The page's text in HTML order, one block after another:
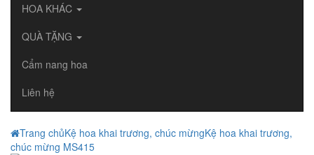
HOA KHÁC
QUÀ TẶNG
Cẩm nang hoa
Liên hệ
Trang chủKệ hoa khai trương, chúc mừngKệ hoa khai trương,
chúc mừng MS415